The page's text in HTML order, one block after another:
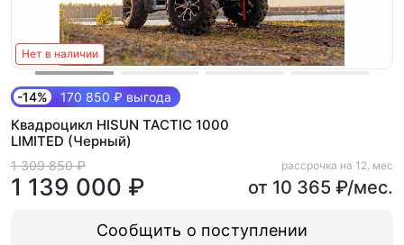
Нет в наличии
-14% 170 850 ₽ выгода
Квадроцикл HISUN TACTIC 1000
LIMITED (Черный)
1 309 850 ₽
1 139 000 ₽
рассрочка на 12. мес
от 10 365 ₽/мес.
Сообщить о поступлении